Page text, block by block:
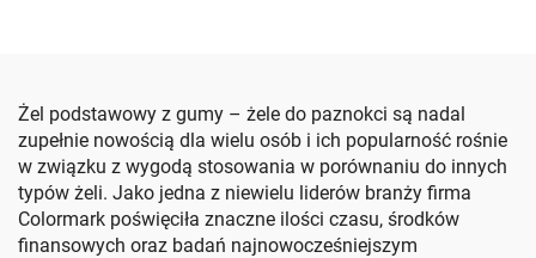
Żel podstawowy z gumy – żele do paznokci są nadal
zupełnie nowością dla wielu osób i ich popularność rośnie
w związku z wygodą stosowania w porównaniu do innych
typów żeli. Jako jedna z niewielu liderów branży firma
Colormark poświęciła znaczne ilości czasu, środków
finansowych oraz badań najnowocześniejszym